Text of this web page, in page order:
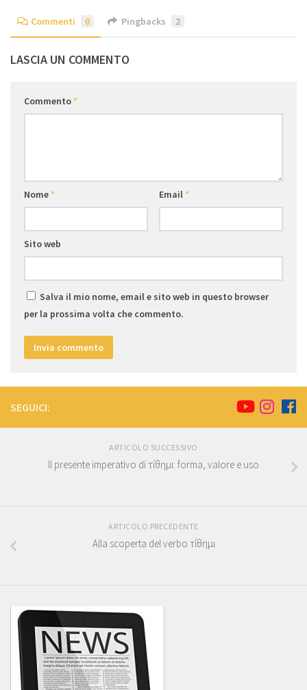
Commenti 0 Pingbacks 2
LASCIA UN COMMENTO
Commento*
Nome* Email*
Sito web
Salva il mio nome, email e sito web in questo browser
per la prossima volta che commento.
SEGUICI:
ARTICOLO SUCCESSIVO
Il presente imperativo di τίθημι: forma, valore e uso
ARTICOLO PRECEDENTE
Alla scoperta del verbo τίθημι